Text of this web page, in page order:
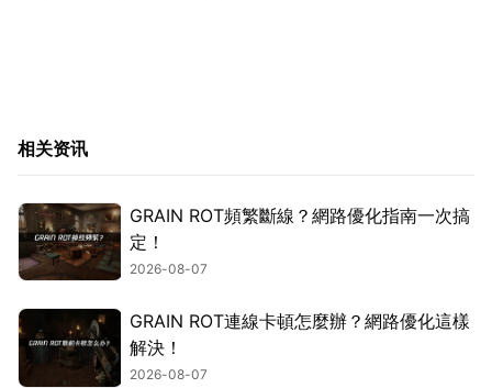
相关资讯
GRAIN ROT頻繁斷線？網路優化指南一次搞
定！
2026-08-07
GRAIN ROT連線卡頓怎麼辦？網路優化這樣
解決！
2026-08-07